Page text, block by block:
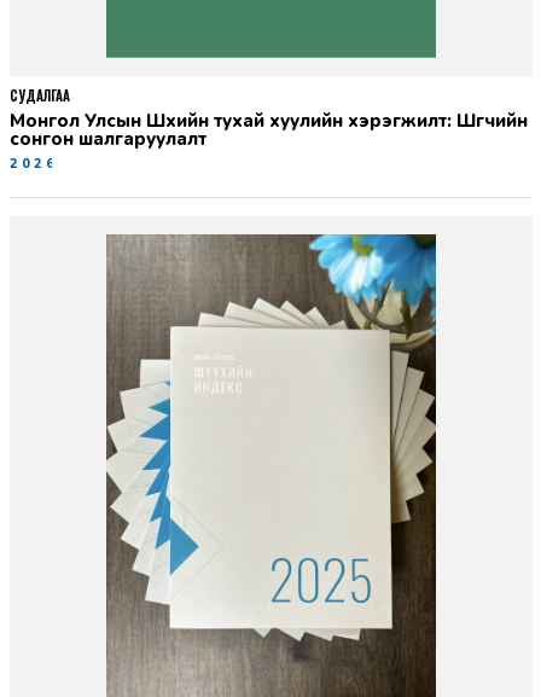
Монгол Улсын Шүүхийн тухай хуулийн хэрэгжилт: Шүүгчийн
сонгон шалгаруулалт
2026-06-19
СУДАЛГАА